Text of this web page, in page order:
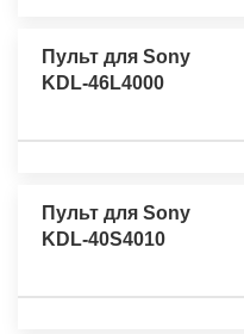
Пульт для Sony
KDL-46L4000
Пульт для Sony
KDL-40S4010